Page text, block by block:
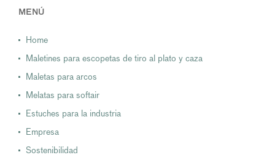
MENÚ
Home
Maletines para escopetas de tiro al plato y caza
Maletas para arcos
Melatas para softair
Estuches para la industria
Empresa
Sostenibilidad